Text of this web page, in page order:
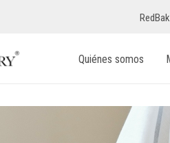
Quiénes somos